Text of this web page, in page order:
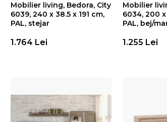
Mobilier living, Bedora, City
6039, 240 x 38.5 x 191 cm,
PAL, stejar
1.764 Lei
Mobilier
6034, 200 x
PAL, bej/
1.255 Lei